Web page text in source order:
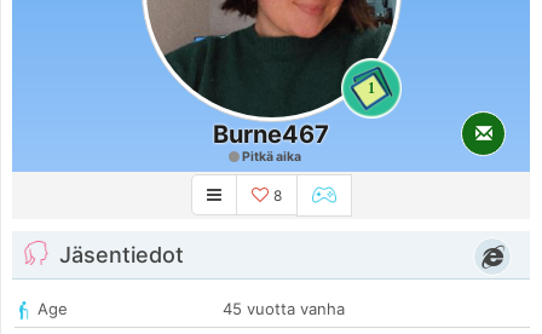
1
Burne467
Pitkä aika
8
Jäsentiedot
Age
45 vuotta vanha